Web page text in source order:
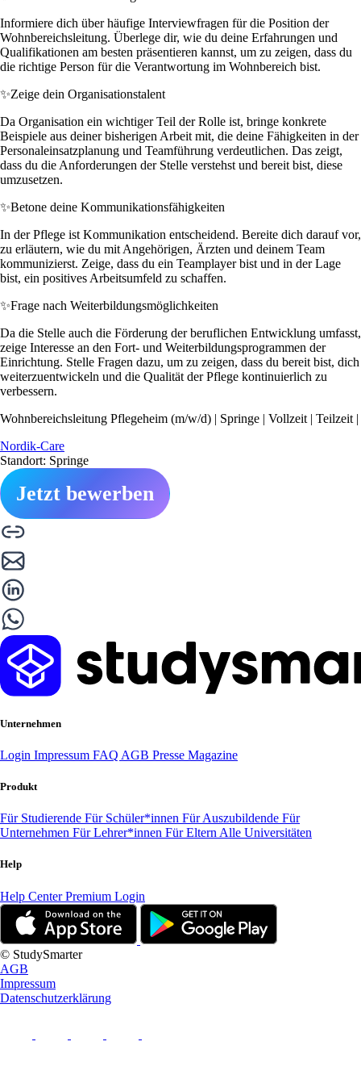
Informiere dich über häufige Interviewfragen für die Position der
Wohnbereichsleitung. Überlege dir, wie du deine Erfahrungen und
Qualifikationen am besten präsentieren kannst, um zu zeigen, dass du
die richtige Person für die Verantwortung im Wohnbereich bist.
✨Zeige dein Organisationstalent
Da Organisation ein wichtiger Teil der Rolle ist, bringe konkrete
Beispiele aus deiner bisherigen Arbeit mit, die deine Fähigkeiten in der
Personaleinsatzplanung und Teamführung verdeutlichen. Das zeigt,
dass du die Anforderungen der Stelle verstehst und bereit bist, diese
umzusetzen.
✨Betone deine Kommunikationsfähigkeiten
In der Pflege ist Kommunikation entscheidend. Bereite dich darauf vor,
zu erläutern, wie du mit Angehörigen, Ärzten und deinem Team
kommunizierst. Zeige, dass du ein Teamplayer bist und in der Lage
bist, ein positives Arbeitsumfeld zu schaffen.
✨Frage nach Weiterbildungsmöglichkeiten
Da die Stelle auch die Förderung der beruflichen Entwicklung umfasst,
zeige Interesse an den Fort- und Weiterbildungsprogrammen der
Einrichtung. Stelle Fragen dazu, um zu zeigen, dass du bereit bist, dich
weiterzuentwickeln und die Qualität der Pflege kontinuierlich zu
verbessern.
Wohnbereichsleitung Pflegeheim (m/w/d) | Springe | Vollzeit | Teilzeit |
Nordik-Care
Standort: Springe
Jetzt bewerben
Unternehmen
Login Impressum FAQ AGB Presse Magazine
Produkt
Für Studierende Für Schüler*innen Für Auszubildende Für
Unternehmen Für Lehrer*innen Für Eltern Alle Universitäten
Help
Help CenterPremium Login
© StudySmarter
AGB
Impressum
Datenschutzerklärung